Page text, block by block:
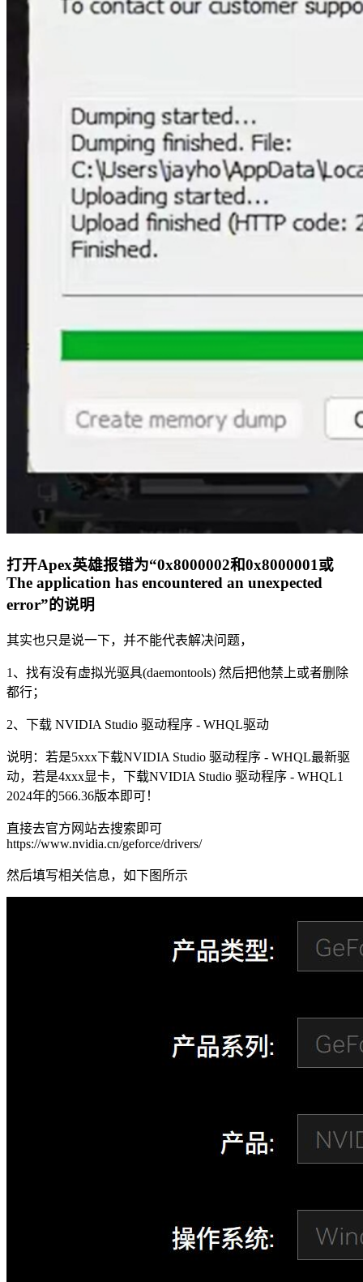
打开Apex英雄报错为“0x8000002和0x8000001或
The application has encountered an unexpected
error”的说明
其实也只是说一下，并不能代表解决问题，
1、找有没有虚拟光驱具(daemontools) 然后把他禁上或者删除
都行；
2、下载 NVIDIA Studio 驱动程序 - WHQL驱动
说明：若是5xxx下载NVIDIA Studio 驱动程序 - WHQL最新驱
动，若是4xxx显卡，下载NVIDIA Studio 驱动程序 - WHQL1
2024年的566.36版本即可！
直接去官方网站去搜索即可
https://www.nvidia.cn/geforce/drivers/
然后填写相关信息，如下图所示